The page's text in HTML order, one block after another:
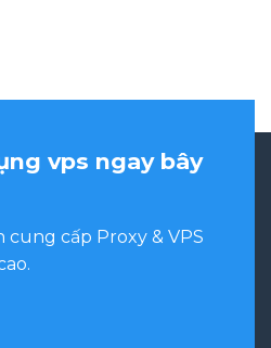
vps ngay bây
cấp Proxy & VPS